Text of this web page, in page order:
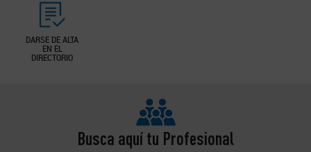
DARSE DE ALTA
EN EL
DIRECTORIO
Busca aquí tu Profesional